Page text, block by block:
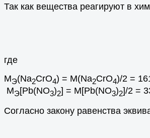
Так как вещества реагируют в
где
MЭ(Na2CrO4) = M(Na2CrO4)/2 =
MЭ[Pb(NO3)2] = M[Pb(NO3)2]/2 =
Согласно закону равенства